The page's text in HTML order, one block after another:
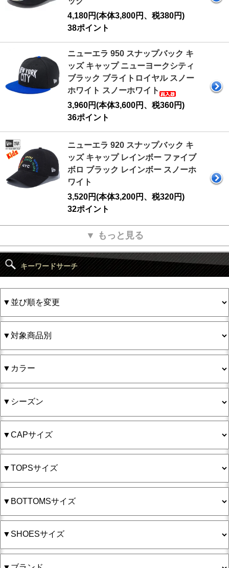
4,180円(本体3,800円、税380円)
38ポイント
ニューエラ 950 スナップバック キ
ッズ キャップ ニューヨークシティ
ブラック ブライトロイヤル スノー
ホワイト スノーホワイト
3,960円(本体3,600円、税360円)
36ポイント
ニューエラ 920 スナップバック キ
ッズ キャップ レインボー ファイブ
ボロ ブラック レインボー スノーホ
ワイト
3,520円(本体3,200円、税320円)
32ポイント
▼ もっと見る
キーワードサーチ